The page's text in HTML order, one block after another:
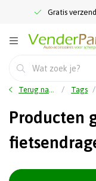
Gratis
Terug naar home Tags
Producten